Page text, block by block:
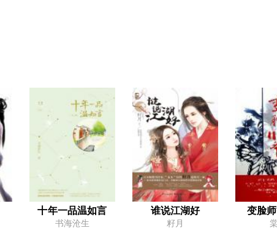
第八章 艾玛的杀手锏 第九章
第十一章 走不到尽头的路 第十二
第十四章 留不住的人 第十五
第十七章 阿方索的秘密 第十八
第二十章 同居生活的开始 第二十
第二十三章 记忆中的雏菊少年 第二十
十年一品温如言
书海沧生
谁说江湖好
籽月
变脸